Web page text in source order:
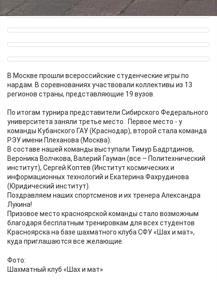
В Москве прошли всероссийские студенческие игры по
нардам. В соревнованиях участвовали коллективы из 13
регионов страны, представляющие 19 вузов.
По итогам турнира представители Сибирского Федерального
университета заняли третье место. Первое место - у
команды Кубанского ГАУ (Краснодар), второй стала команда
РЭУ имени Плеханова (Москва).
В составе нашей команды выступали Тимур Бадртдинов,
Вероника Волчкова, Валерий Гауман (все – Политехнический
институт), Сергей Коптев (Институт космических и
информационных технологий и Екатерина Фахрудинова
(Юридический институт).
Поздравляем наших спортсменов и их тренера Александра
Лукина!
Призовое место красноярской команды стало возможным
благодаря бесплатным тренировкам для всех студентов
Красноярска на базе шахматного клуба СФУ «Шах и мат»,
куда приглашаются все желающие.
Фото:
Шахматный клуб «Шах и мат»